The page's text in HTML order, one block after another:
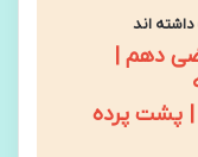
اند
دهم |
| پشت پرده